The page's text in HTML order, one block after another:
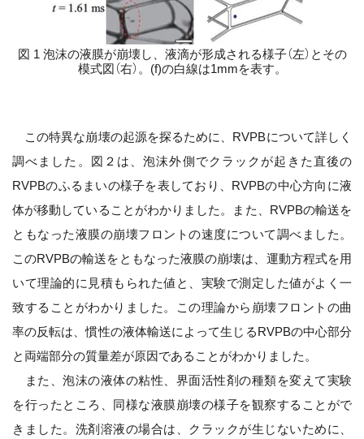
図 1 泡沫の液膜が崩壊し、液滴が形成される様子（左）とその
模式図（右）。(f)の白線は1mmを表す。
この特異な崩壊の起源を探るために、RVPBについて詳しく
調べました。図２は、泡沫外側でクラックが起きた直後の
RVPBのふるまいの様子を表しており、RVPBの中心方向に液
体が移動していることがわかりました。また、RVPBの輸送を
ともなった液膜の崩壊フロントの速度について調べました。
このRVPBの輸送をともなった液膜の崩壊は、運動方程式を用
いて理論的に見積もられた値と、実験で測定した値がよく一
致することがわかりました。この理論から崩壊フロントの曲
率の反転は、慣性の液体輸送によって生じるRVPBの中心部分
と両端部分の質量差が原因であることがわかりました。
また、泡沫の液体の粘性、界面活性剤の種類を変えて実験
を行ったところ、同様な液膜崩壊の様子を観察することがで
きました。洗剤溶液の場合は、クラックが生じないために、